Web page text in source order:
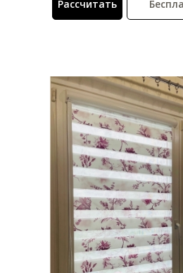
Рассчитать